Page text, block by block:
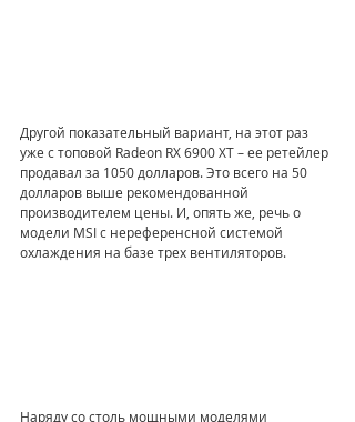
Другой показательный вариант, на этот раз
уже с топовой Radeon RX 6900 XT – ее ретейлер
продавал за 1050 долларов. Это всего на 50
долларов выше рекомендованной
производителем цены. И, опять же, речь о
модели MSI с нереференсной системой
охлаждения на базе трех вентиляторов.
Наряду со столь мощными моделями